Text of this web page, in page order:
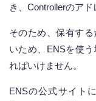
き、Controllerのアド
そのため、保有す
いため、ENSを使
ればいけません。
ENSの公式サイト